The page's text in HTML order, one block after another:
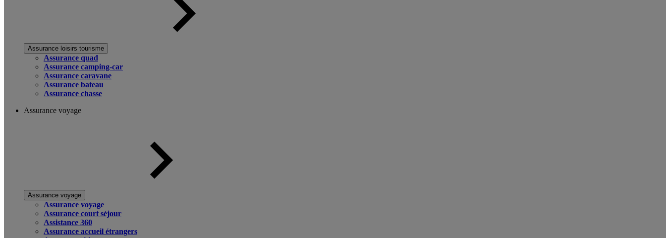
Assurance loisirs tourisme
Assurance quad
Assurance camping-car
Assurance caravane
Assurance bateau
Assurance chasse
Assurance voyage
Assurance voyage
Assurance voyage
Assurance court séjour
Assistance 360
Assurance accueil étrangers